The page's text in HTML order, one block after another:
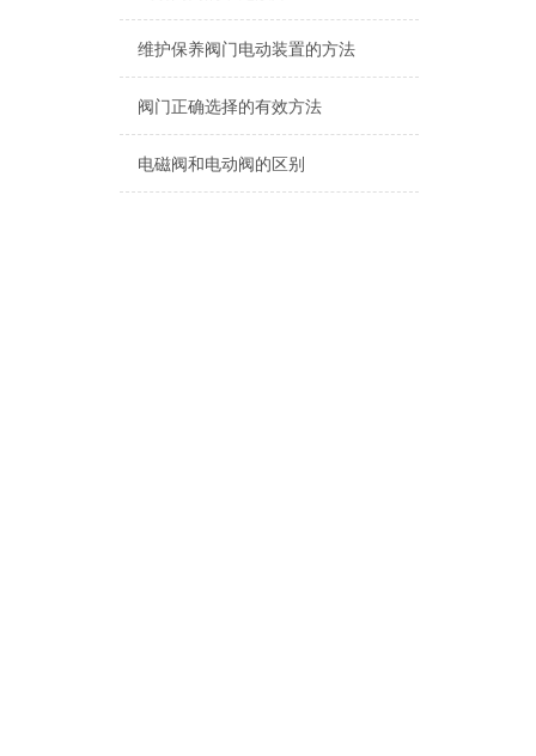
维护保养阀门电动装置的方法
阀门正确选择的有效方法
电磁阀和电动阀的区别